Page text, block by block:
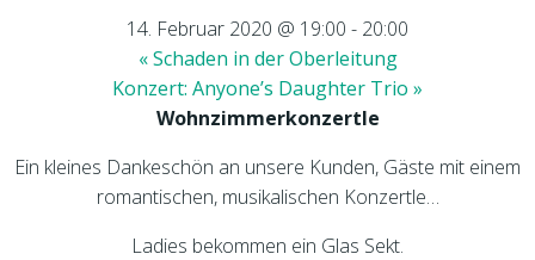
14. Februar 2020 @ 19:00 - 20:00
«Schaden in der Oberleitung
Konzert: Anyone’s Daughter Trio »
Wohnzimmerkonzertle
Ein kleines Dankeschön an unsere Kunden, Gäste mit einem
romantischen, musikalischen Konzertle…
Ladies bekommen ein Glas Sekt.